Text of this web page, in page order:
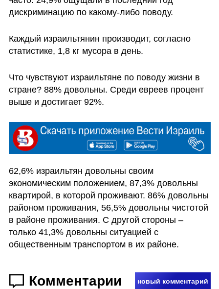
дискриминацию по какому-либо поводу.
Каждый израильтянин производит, согласно
статистике, 1,8 кг мусора в день.
Что чувствуют израильтяне по поводу жизни в
стране? 88% довольны. Среди евреев процент
выше и достигает 92%.
62,6% израильтян довольны своим
экономическим положением, 87,3% довольны
квартирой, в которой проживают. 86% довольны
районом проживания, 56,5% довольны чистотой
в районе проживания. С другой стороны –
только 41,3% довольны ситуацией с
общественным транспортом в их районе.
Комментарии новый комментарий